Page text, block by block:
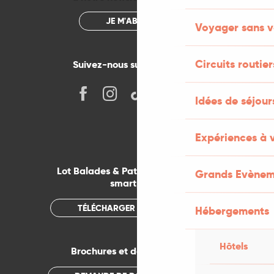
Voyager sans
Circuits
Idées de
Expériences à
Grands
Hébergements
Hôtels
JE M'ABONNE
Suivez-nous sur les réseaux !
Lot Balades & Patrimoines sur votre
smartphone
TÉLÉCHARGER L'APPLICATION
Brochures et documentations